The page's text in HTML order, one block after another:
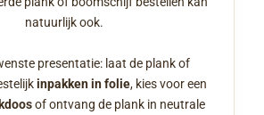
natuurlijk ook.
presentatie: laat de plank of
inpakken in folie, kies voor een
of ontvang de plank in neutrale